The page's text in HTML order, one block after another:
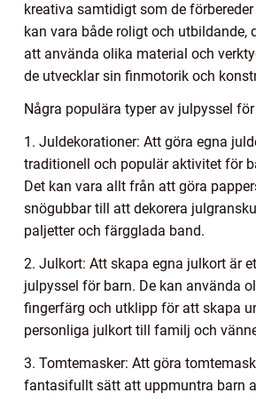
kreativa samtidigt som de
kan vara både roligt och utbildande,
att använda olika material och
de utvecklar sin finmotorik och
Några populära typer av julpyssel
1. Juldekorationer: Att göra egna
traditionell och populär aktivitet för
Det kan vara allt från att göra
snögubbar till att dekorera
paljetter och färgglada band.
2. Julkort: Att skapa egna julkort är
julpyssel för barn. De kan använda
fingerfärg och utklipp för att skapa
personliga julkort till familj och
3. Tomtemasker: Att göra
fantasifullt sätt att uppmuntra barn